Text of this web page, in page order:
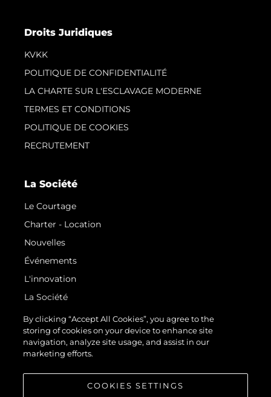
Droits Juridiques
KVKK
POLITIQUE DE CONFIDENTIALITÉ
LA CHARTE SUR L'ESCLAVAGE MODERNE
TERMES ET CONDITIONS
POLITIQUE DE COOKIES
RECRUTEMENT
La Société
Le Courtage
Charter - Location
Nouvelles
Événements
L'innovation
La Société
Notre Équipe
Style De Vie
Notre Héritage
By clicking “Accept All Cookies”, you agree to the
storing of cookies on your device to enhance site
navigation, analyze site usage, and assist in our
marketing efforts.
COOKIES SETTINGS